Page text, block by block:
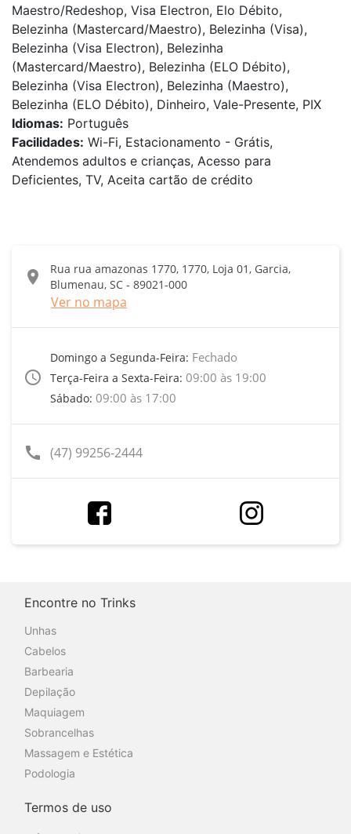
Maestro/Redeshop, Visa Electron, Elo Débito,
Belezinha (Mastercard/Maestro), Belezinha (Visa),
Belezinha (Visa Electron), Belezinha
(Mastercard/Maestro), Belezinha (ELO Débito),
Belezinha (Visa Electron), Belezinha (Maestro),
Belezinha (ELO Débito), Dinheiro, Vale-Presente, PIX
Idiomas: Português
Facilidades: Wi-Fi, Estacionamento - Grátis,
Atendemos adultos e crianças, Acesso para
Deficientes, TV, Aceita cartão de crédito
location_on
Rua rua amazonas 1770, 1770, Loja 01, Garcia,
Blumenau, SC - 89021-000
Ver no mapa
access_time
Domingo a Segunda-Feira: Fechado
Terça-Feira a Sexta-Feira: 09:00 às 19:00
Sábado: 09:00 às 17:00
call (47) 99256-2444
Encontre no Trinks
Unhas
Cabelos
Barbearia
Depilação
Maquiagem
Sobrancelhas
Massagem e Estética
Podologia
Termos de uso